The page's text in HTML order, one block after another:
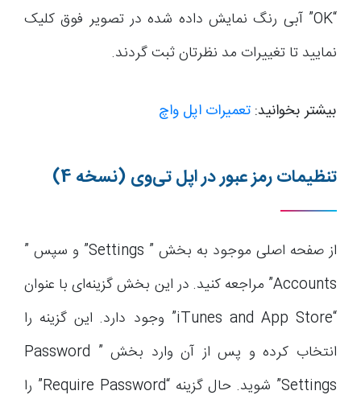
“OK” آبی رنگ نمایش داده شده در تصویر فوق کلیک
نمایید تا تغییرات مد نظرتان ثبت گردند.
بیشتر بخوانید: تعمیرات اپل واچ
تنظیمات رمز عبور در اپل‌ تی‌وی (نسخه 4)
از صفحه اصلی موجود به بخش ” Settings” و سپس ”
Accounts” مراجعه کنید. در این بخش گزینه‌ای با عنوان
“iTunes and App Store” وجود دارد. این گزینه را
انتخاب کرده و پس از آن وارد بخش ” Password
Settings” شوید. حال گزینه “Require Password” را